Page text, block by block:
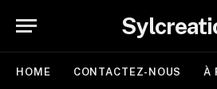
HOME CONTACTEZ-NOUS À